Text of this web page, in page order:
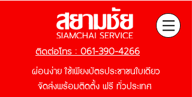
ติดต่อโทร : 061-390-4266
ผ่อนง่าย ใช้เพียงบัตรประชาชนใบเดียว
จัดส่งพร้อมติดตั้ง ฟรี ทั่วประเทศ